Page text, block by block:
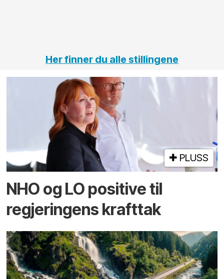
Her finner du alle stillingene
PLUSS
NHO og LO positive til
regjeringens krafttak